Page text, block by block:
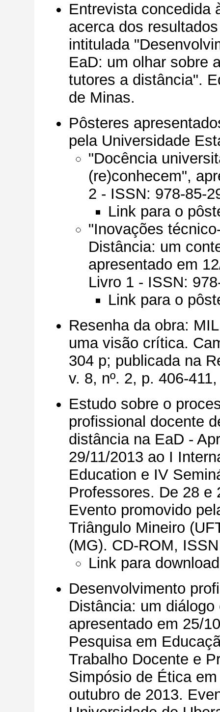
Entrevista concedida
acerca dos
intitulada
EaD: um olhar sobre
tutores a distância".
de Minas.
Pôsteres
pela Universidade
"Docência
(re)conhecem",
2 - ISSN: 978-85-
Link para o
"Inovações
Distância: um
apresentado em
Livro 1 - ISSN:
Link para o
Resenha da obra:
uma visão crítica.
304 p; publicada na
v. 8, nº. 2, p. 406-
Estudo sobre o
profissional docente
distância na EaD -
29/11/2013 ao I
Education e IV
Professores. De 28 e
Evento promovido
Triângulo Mineiro
(MG). CD-ROM,
Link para
Desenvolvimento
Distância: um
apresentado em 25/
Pesquisa em
Trabalho Docente e
Simpósio de Ética
outubro de 2013.